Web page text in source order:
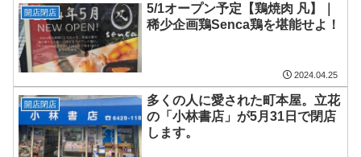
開店閉店
5/1オープン予定【鶏焼肉 凡】｜
稀少企画鶏Senca鶏を堪能せよ！
2024.04.25
開店閉店
多くの人に愛された町本屋。立花
の「小林書店」が5月31日で閉店
します。